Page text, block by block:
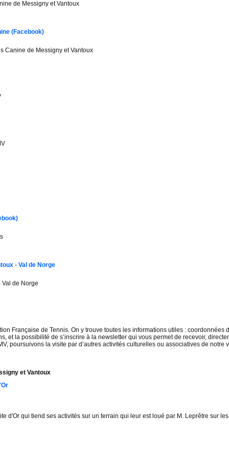
de Messigny et Vantoux
(Facebook)
Canine de Messigny et Vantoux
- Val de Norge
de Norge
Française de Tennis. On y trouve toutes les informations utiles : coordonnées
et la possibilité de s’inscrire à la newsletter qui vous permet de recevoir,
poursuivons la visite par d’autres activités culturelles ou associatives de notre
et Vantoux
d'Or qui tiend ses activités sur un terrain qui leur est loué par M. Leprêtre sur